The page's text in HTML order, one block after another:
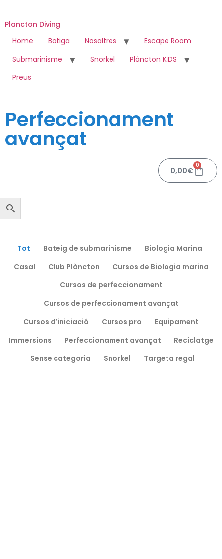
Plancton Diving
Home
Botiga Nosaltres
Escape Room
Submarinisme
Snorkel
Plàncton KIDS
Preus
Perfeccionament
avançat
0,00€
0
Tot Bateig de submarinisme
Biologia Marina
Casal
Club Plàncton
Cursos de Biologia marina
Cursos de perfeccionament
Cursos de perfeccionament avançat
Cursos d’iniciació
Cursos pro
Equipament
Immersions
Perfeccionament avançat
Reciclatge
Sense categoria
Snorkel Targeta regal